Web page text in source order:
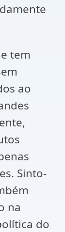
tem
ao
Sinto-
na
do